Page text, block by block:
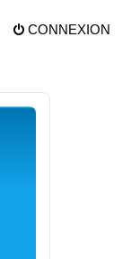
CONNEXION